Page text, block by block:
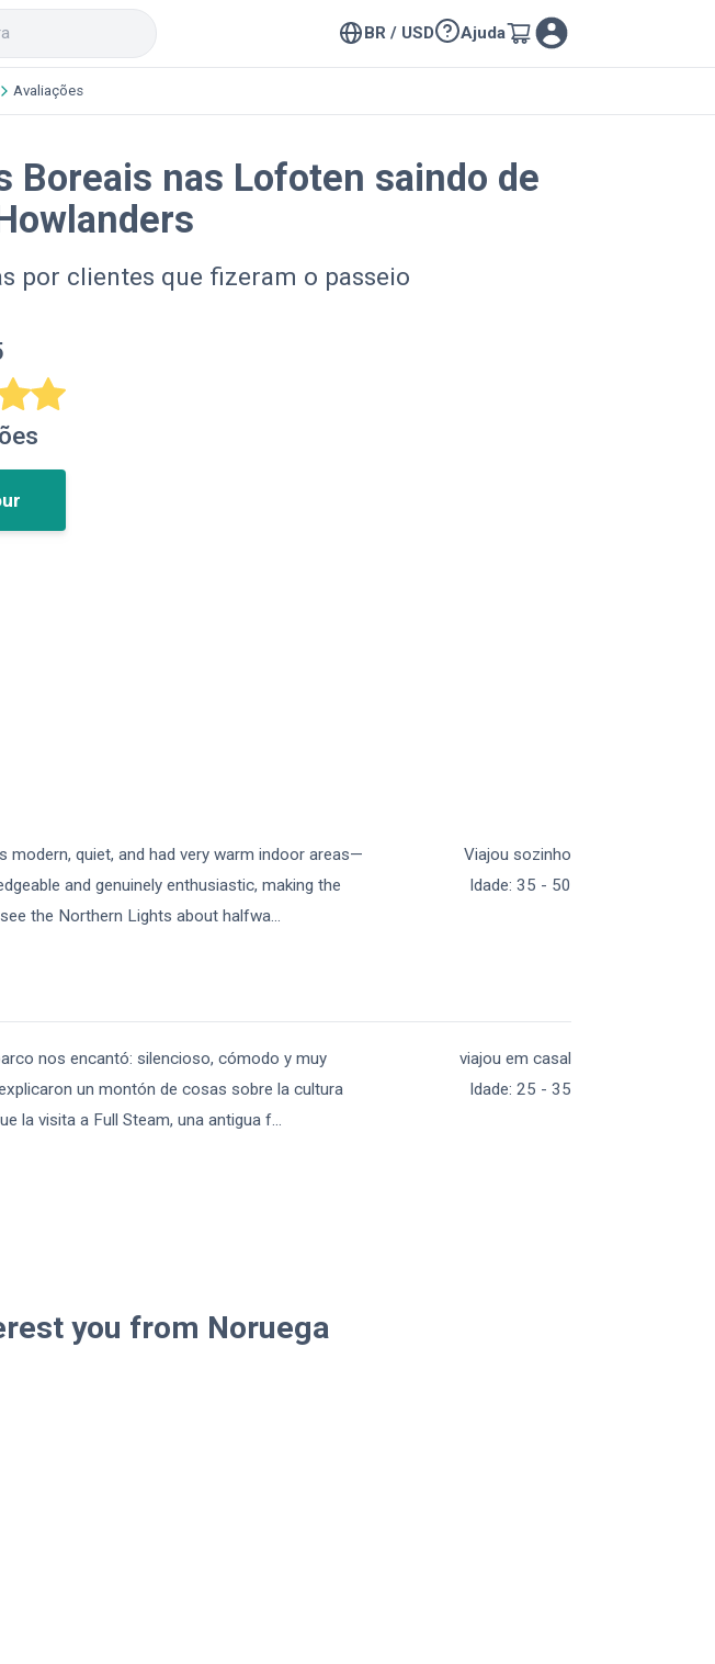
BR / USD Ajuda
Avaliações
Boreais nas Lofoten saindo de
por clientes que fizeram o passeio
modern, quiet, and had very warm indoor areas—
and genuinely enthusiastic, making the
the Northern Lights about halfwa
Viajou sozinho
Idade: 35 - 50
nos encantó: silencioso, cómodo y muy
un montón de cosas sobre la cultura
la visita a Full Steam, una antigua f...
viajou em casal
Idade: 25 - 35
you from Noruega